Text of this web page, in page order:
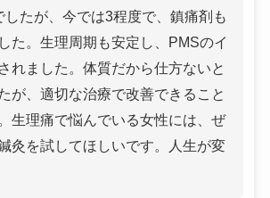
したが、今では3程度で、鎮痛剤も
た。生理周期も安定し、PMSのイ
れました。体質だから仕方ないと
が、適切な治療で改善できること
生理痛で悩んでいる女性には、ぜ
灸を試してほしいです。人生が変